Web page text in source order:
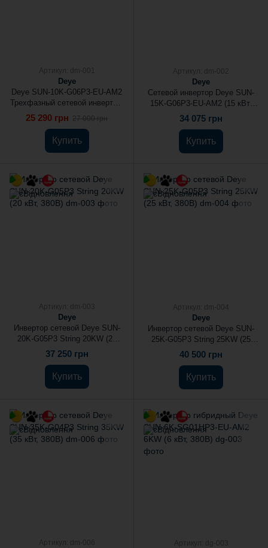
Deye
Deye SUN-10K-G06P3-EU-AM2
Трехфазный сетевой инвертор,
25 290 грн
Купить
Deye
Сетевой инвертор Deye SUN-
15K-G06P3-EU-AM2 (15 кВт,
380В)
34 075 грн
Купить
Deye
Инвертор сетевой Deye SUN-
20K-G05P3 String 20KW (20
кВт, 380В)
37 250 грн
Купить
Deye
Инвертор сетевой Deye SUN-
25K-G05P3 String 25KW (25
кВт, 380В)
40 500 грн
Купить